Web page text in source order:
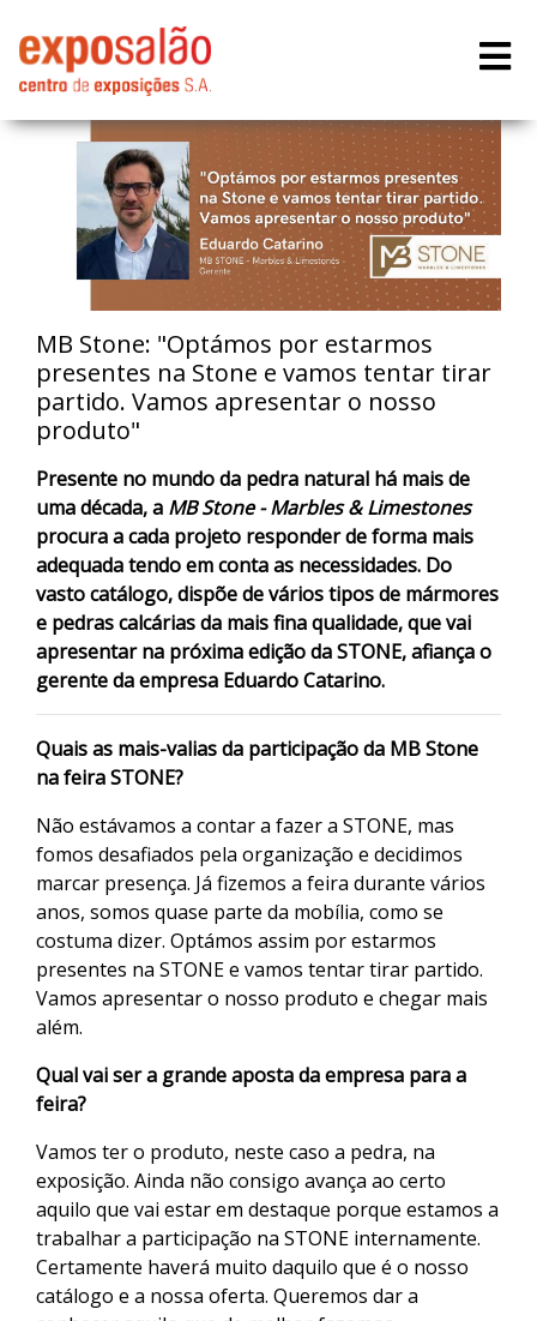
MB Stone: "Optámos por estarmos
presentes na Stone e vamos tentar tirar
partido. Vamos apresentar o nosso
produto"
Presente no mundo da pedra natural há mais de
uma década, a MB Stone - Marbles & Limestones
procura a cada projeto responder de forma mais
adequada tendo em conta as necessidades. Do
vasto catálogo, dispõe de vários tipos de mármores
e pedras calcárias da mais fina qualidade, que vai
apresentar na próxima edição da STONE, afiança o
gerente da empresa Eduardo Catarino.
Quais as mais-valias da participação da MB Stone
na feira STONE?
Não estávamos a contar a fazer a STONE, mas
fomos desafiados pela organização e decidimos
marcar presença. Já fizemos a feira durante vários
anos, somos quase parte da mobília, como se
costuma dizer. Optámos assim por estarmos
presentes na STONE e vamos tentar tirar partido.
Vamos apresentar o nosso produto e chegar mais
além.
Qual vai ser a grande aposta da empresa para a
feira?
Vamos ter o produto, neste caso a pedra, na
exposição. Ainda não consigo avança ao certo
aquilo que vai estar em destaque porque estamos a
trabalhar a participação na STONE internamente.
Certamente haverá muito daquilo que é o nosso
catálogo e a nossa oferta. Queremos dar a